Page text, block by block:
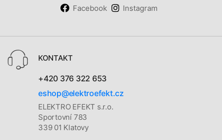
Facebook Instagram
KONTAKT
+420 376 322 653
eshop@elektroefekt.cz
ELEKTRO EFEKT s.r.o.
Sportovní 783
339 01 Klatovy